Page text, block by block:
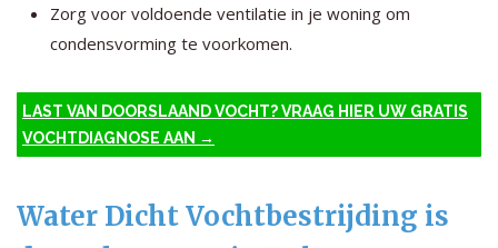
Zorg voor voldoende ventilatie in je woning om
condensvorming te voorkomen.
LAST VAN DOORSLAAND VOCHT? VRAAG HIER UW GRATIS
VOCHTDIAGNOSE AAN →
Water Dicht Vochtbestrijding is